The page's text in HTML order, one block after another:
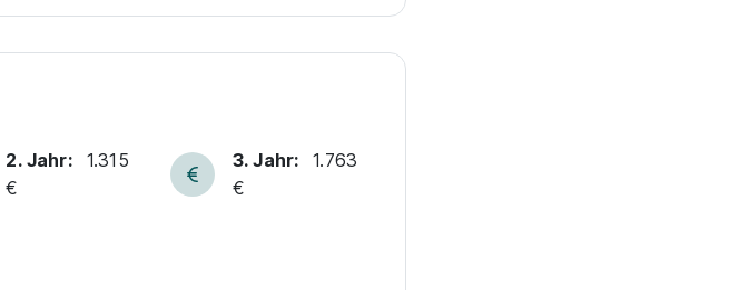
2. Jahr:
1.315
€
3. Jahr:
1.763
€